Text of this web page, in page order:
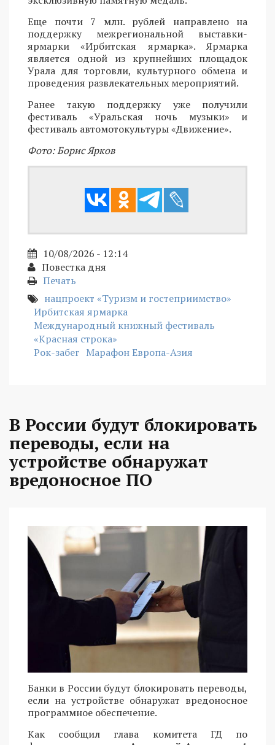
Еще почти 7 млн. рублей направлено на
поддержку межрегиональной выставки-
ярмарки «Ирбитская ярмарка». Ярмарка
является одной из крупнейших площадок
Урала для торговли, культурного обмена и
проведения развлекательных мероприятий.
Ранее такую поддержку уже получили
фестиваль «Уральская ночь музыки» и
фестиваль автомотокультуры «Движение».
Фото: Борис Ярков
10/08/2026 - 12:14
Повестка дня
Печать
нацпроект «Туризм и гостеприимство»
Ирбитская ярмарка
Международный книжный фестиваль
«Красная строка»
Рок-забег Марафон Европа-Азия
В России будут блокировать
переводы, если на
устройстве обнаружат
вредоносное ПО
Банки в России будут блокировать переводы,
если на устройстве обнаружат вредоносное
программное обеспечение.
Как сообщил глава комитета ГД по